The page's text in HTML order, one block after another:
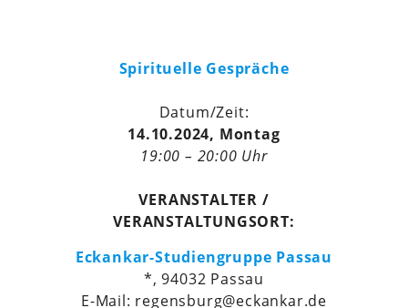
Spirituelle Gespräche
Datum/Zeit:
14.10.2024, Montag
19:00 – 20:00 Uhr
VERANSTALTER /
VERANSTALTUNGSORT:
Eckankar-Studiengruppe Passau
*, 94032 Passau
E-Mail: regensburg@eckankar.de